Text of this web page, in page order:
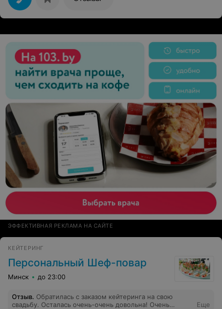
ЭФФЕКТИВНАЯ РЕКЛАМА НА САЙТЕ
КЕЙТЕРИНГ
Персональный Шеф-повар
Минск до 23:00
Отзыв. Обратилась с заказом кейтеринга на свою
свадьбу. Осталась очень-очень довольна! Очень
Еще